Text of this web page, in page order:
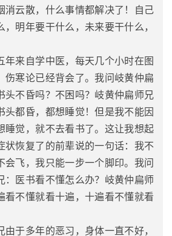
消云散，什么事情都解决了！自己
，明年要干什么，未来要干什么，
年来自学中医，每天几个小时在图
伤寒论已经背会了。我问岐黄仲扁
头不昏吗？不困吗？岐黄仲扁师兄
头都昏，都想睡觉！但是我不能因
睡觉，就不去看书了。这让我想起
状恢复了的前辈说的一句话：我不
会飞，我只能一步一个脚印。我问
：医书看不懂怎么办？岐黄仲扁师
看不懂就看十遍，十遍看不懂就看
由于多年的恶习，身体一直不好，